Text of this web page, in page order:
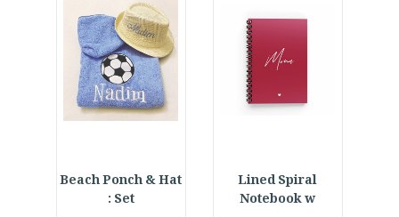
Lined Spiral
Notebook w
Beach Ponch & Hat
Set :